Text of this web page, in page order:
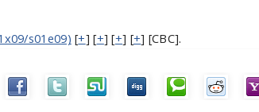
s01e09) [+] [+] [+] [+] [CBC].